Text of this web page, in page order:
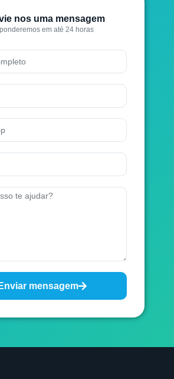
nos uma mensagem
em até 24 horas
Enviar mensagem